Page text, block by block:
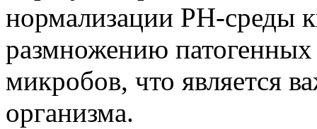
нормализации PH-среды
размножению
микробов, что является
организма.